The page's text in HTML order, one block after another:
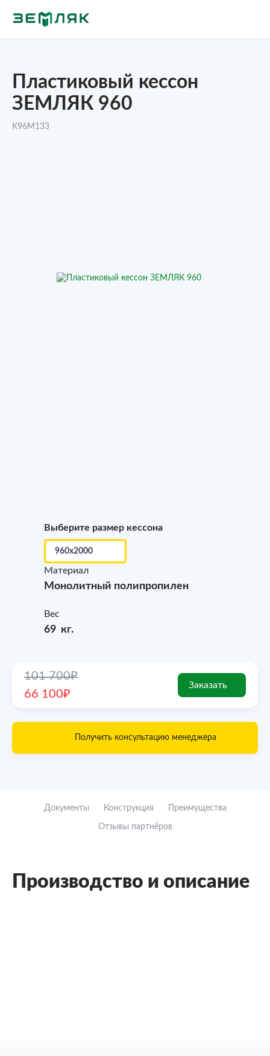
Пластиковый кессон
ЗЕМЛЯК 960
K96M133
Выберите размер кессона
Материал
Монолитный полипропилен
Вес
69 кг.
101 700₽
66 100₽
Заказать
Получить консультацию менеджера
Документы Конструкция Преимущества
Отзывы партнёров
Производство и описание